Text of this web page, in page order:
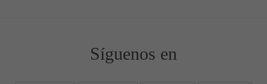
Síguenos en